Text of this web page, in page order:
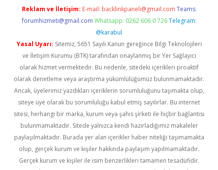
Reklam ve İletişim: E-mail: backlinkpaneli@gmail.com Teams:
forumhizmeti@gmail.com Whatsapp: 0262 606 0 726 Telegram:
@karabul
Yasal Uyarı: Sitemiz, 5651 Sayılı Kanun gereğince Bilgi Teknolojileri
ve İletişim Kurumu (BTK) tarafından onaylanmış bir Yer Sağlayıcı
olarak hizmet vermektedir. Bu nedenle, sitedeki içerikleri proaktif
olarak denetleme veya araştırma yükümlülüğümüz bulunmamaktadır.
Ancak, üyelerimiz yazdıkları içeriklerin sorumluluğunu taşımakta olup,
siteye üye olarak bu sorumluluğu kabul etmiş sayılırlar. Bu internet
sitesi, herhangi bir marka, kurum veya şahıs şirketi ile hiçbir bağlantısı
bulunmamaktadır. Sitede yalnızca kendi hazırladığımız makaleler
paylaşılmaktadır. Burada yer alan içerikler haber niteliği taşımamakta
olup, gerçek kurum ve kişiler hakkında paylaşım yapılmamaktadır.
Gerçek kurum ve kişiler ile isim benzerlikleri tamamen tesadüfidir.